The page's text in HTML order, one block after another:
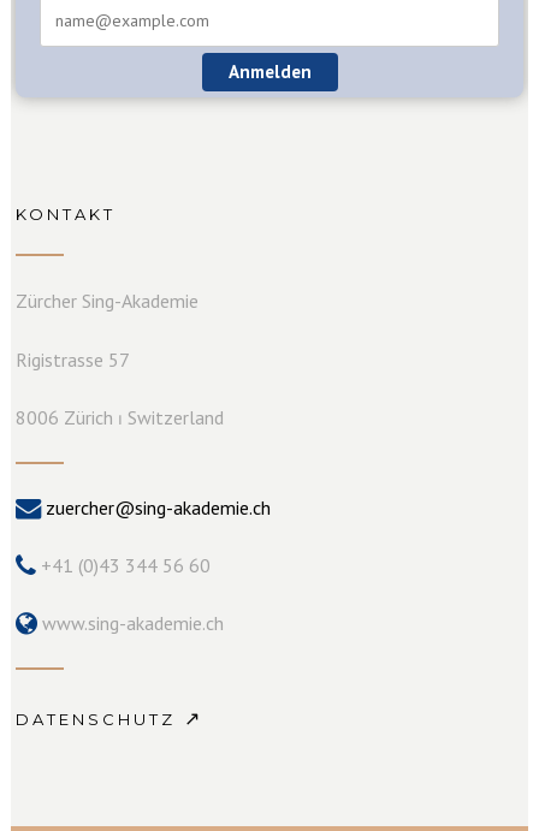
Anmelden
KONTAKT
Zürcher Sing-Akademie
Rigistrasse 57
8006 Zürich ⏐ Switzerland
zuercher@sing-akademie.ch
+41 (0)43 344 56 60
www.sing-akademie.ch
DATENSCHUTZ ↗